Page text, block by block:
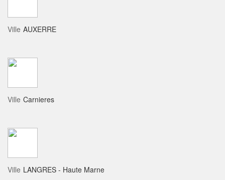
Ville AUXERRE
Ville Carnieres
Ville LANGRES - Haute Marne